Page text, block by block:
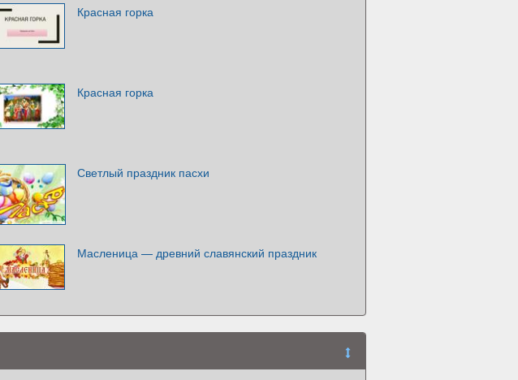
Красная горка
Красная горка
Светлый праздник пасхи
Масленица — древний славянский праздник